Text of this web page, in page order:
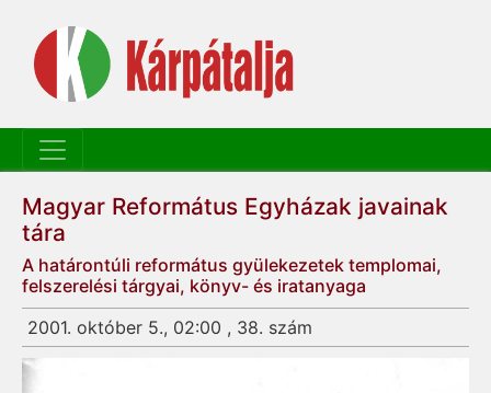
Magyar Református Egyházak javainak
tára
A határontúli református gyülekezetek templomai,
felszerelési tárgyai, könyv- és iratanyaga
2001. október 5., 02:00 , 38. szám